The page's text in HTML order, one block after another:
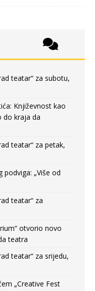
teatar“ za subotu,
Književnost kao
do kraja da
teatar“ za petak,
„Više od
teatar“ za
otvorio novo
teatra
teatar“ za srijedu,
„Creative Fest